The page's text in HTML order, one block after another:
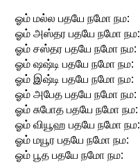
ஓம் மல்ல பதயே நமோ நம:
ஓம் அஸ்தர பதயே நமோ நம:
ஓம் சஸ்தர பதயே நமோ நம:
ஓம் ஷஷ்டி பதயே நமோ நம:
ஓம் இஷ்டி பதயே நமோ நம:
ஓம் அபேத பதயே நமோ நம:
ஓம் சுபோத பதயே நமோ நம:
ஓம் வியூஹ பதயே நமோ நம:
ஓம் மயூர பதயே நமோ நம:
ஓம் பூத பதயே நமோ நம: